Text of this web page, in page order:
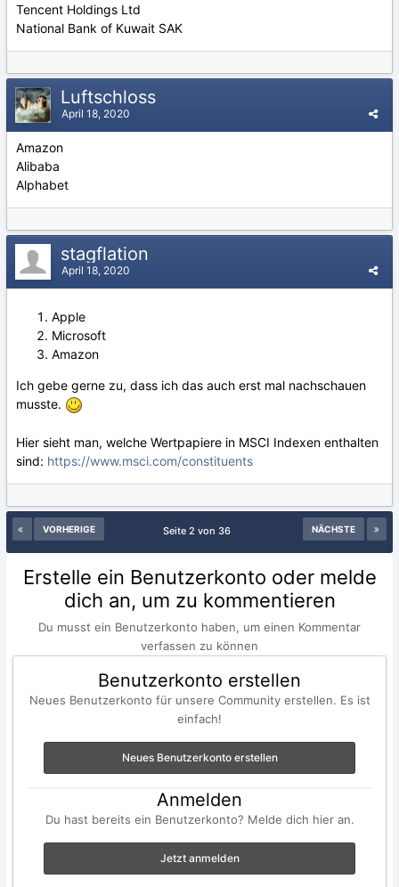
Tencent Holdings Ltd
National Bank of Kuwait SAK
Luftschloss
April 18, 2020
Amazon
Alibaba
Alphabet
stagflation
April 18, 2020
Apple
Microsoft
Amazon
Ich gebe gerne zu, dass ich das auch erst mal nachschauen
musste.
Hier sieht man, welche Wertpapiere in MSCI Indexen enthalten
sind: https://www.msci.com/constituents
VORHERIGE NÄCHSTE
Seite 2 von 36
Erstelle ein Benutzerkonto oder melde
dich an, um zu kommentieren
Du musst ein Benutzerkonto haben, um einen Kommentar
verfassen zu können
Benutzerkonto erstellen
Neues Benutzerkonto für unsere Community erstellen. Es ist
einfach!
Neues Benutzerkonto erstellen
Anmelden
Du hast bereits ein Benutzerkonto? Melde dich hier an.
Jetzt anmelden